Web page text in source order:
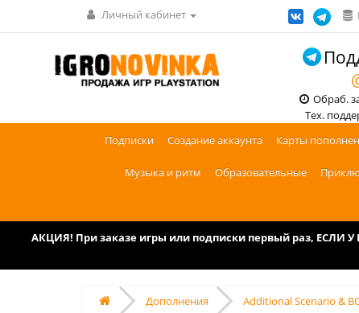
Личный кабинет
Обраб.
Тех.
Подписки Создание аккаунта Карты
Музыка и ритм Образовательные
АКЦИЯ! При заказе игры или подписки первый раз,
Дополнения Additional Scenario &